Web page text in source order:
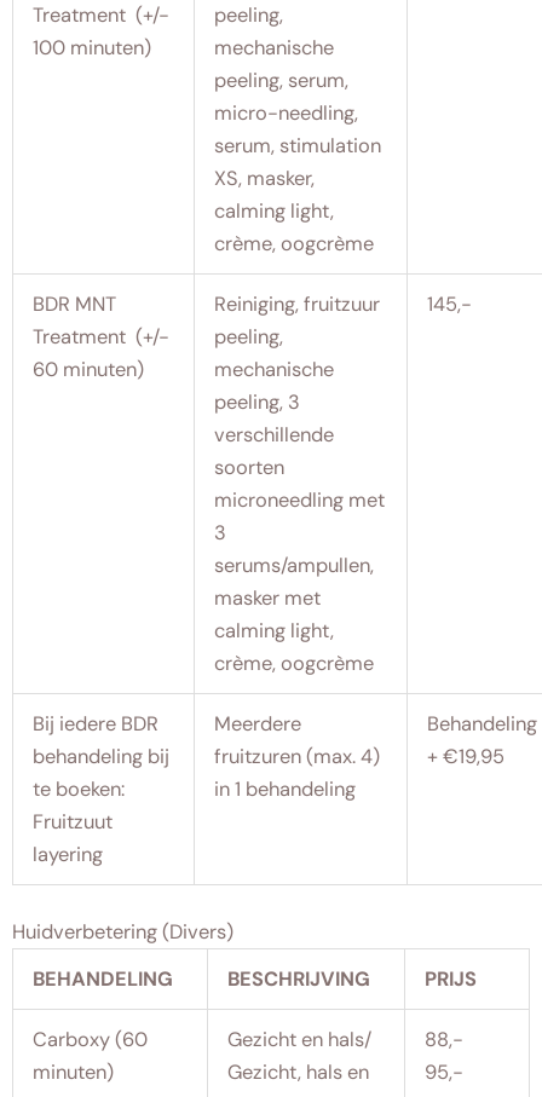
Treatment (+/-
100 minuten)
peeling,
mechanische
peeling, serum,
micro-needling,
serum, stimulation
XS, masker,
calming light,
crème, oogcrème
BDR MNT
Treatment (+/-
60 minuten)
Reiniging, fruitzuur
peeling,
mechanische
peeling, 3
verschillende
soorten
microneedling met
3
serums/ampullen,
masker met
calming light,
crème, oogcrème
145,-
Bij iedere BDR
behandeling bij
te boeken:
Fruitzuut
layering
Meerdere
fruitzuren (max. 4)
in 1 behandeling
Behandeling
+ €19,95
Huidverbetering (Divers)
BEHANDELING
BESCHRIJVING PRIJS
Carboxy (60
minuten)
Gezicht en hals/
Gezicht, hals en
88,-
95,-